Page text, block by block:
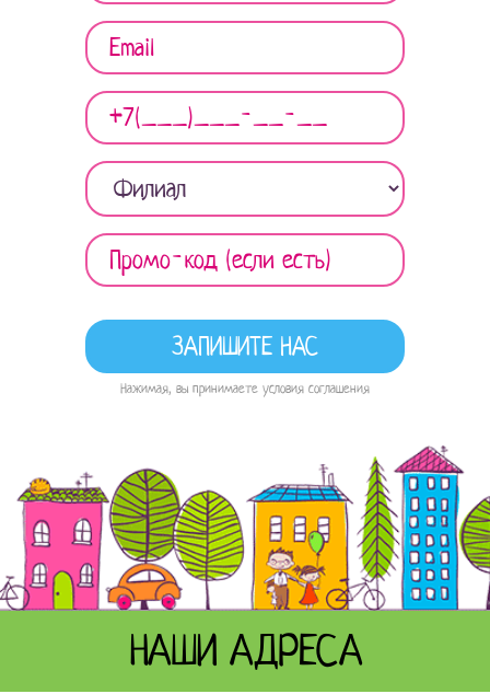
Нажимая, вы принимаете условия соглашения
НАШИ АДРЕСА